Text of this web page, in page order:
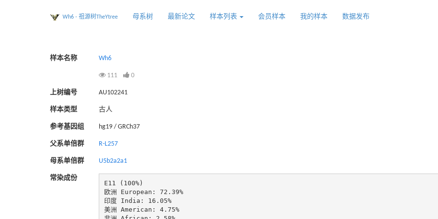
Wh6 - 祖源树TheYtree 母系树 最新论文 样本列表 会员样本 我的样本 数据发布
样本名称 Wh6
111 0
上树编号 AU102241
样本类型 古人
参考基因组 hg19 / GRCh37
父系单倍群 R-L257
母系单倍群 U5b2a2a1
常染成份
E11 (100%)
欧洲 European: 72.39%
印度 India: 16.05%
美洲 American: 4.75%